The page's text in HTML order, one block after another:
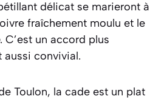
délicat se marieront à
fraîchement moulu et le
un accord plus
aussi convivial.
Toulon, la cade est un plat